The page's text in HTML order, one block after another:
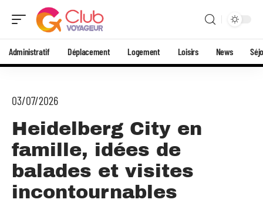
Administratif Déplacement Logement Loisirs News
03/07/2026
Heidelberg City en
famille, idées de
balades et visites
incontournables